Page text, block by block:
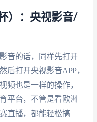
）：央视影音/
音的话，同样先打开
后打开央视影音APP，
频也是一样的操作，
平台，不管是看欧洲
直播，都能轻松搞